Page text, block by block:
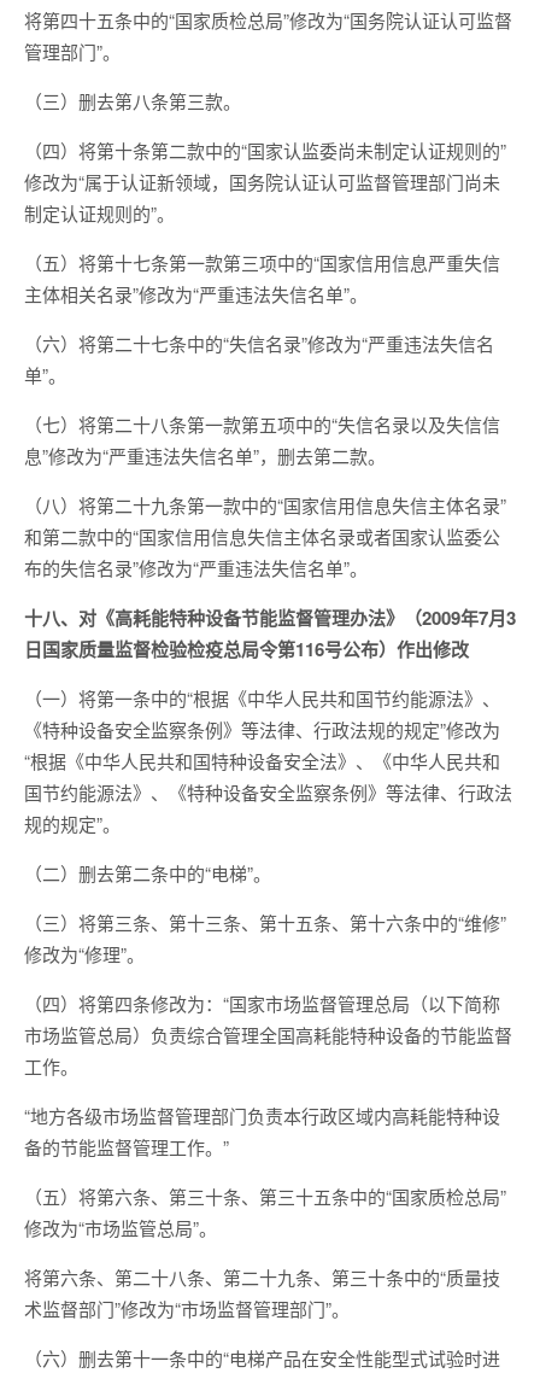
将第四十五条中的“国家质检总局”修改为“国务院认证认可监督
管理部门”。
（三）删去第八条第三款。
（四）将第十条第二款中的“国家认监委尚未制定认证规则的”
修改为“属于认证新领域，国务院认证认可监督管理部门尚未
制定认证规则的”。
（五）将第十七条第一款第三项中的“国家信用信息严重失信
主体相关名录”修改为“严重违法失信名单”。
（六）将第二十七条中的“失信名录”修改为“严重违法失信名
单”。
（七）将第二十八条第一款第五项中的“失信名录以及失信信
息”修改为“严重违法失信名单”，删去第二款。
（八）将第二十九条第一款中的“国家信用信息失信主体名录”
和第二款中的“国家信用信息失信主体名录或者国家认监委公
布的失信名录”修改为“严重违法失信名单”。
十八、对《高耗能特种设备节能监督管理办法》（2009年7月3
日国家质量监督检验检疫总局令第116号公布）作出修改
（一）将第一条中的“根据《中华人民共和国节约能源法》、
《特种设备安全监察条例》等法律、行政法规的规定”修改为
“根据《中华人民共和国特种设备安全法》、《中华人民共和
国节约能源法》、《特种设备安全监察条例》等法律、行政法
规的规定”。
（二）删去第二条中的“电梯”。
（三）将第三条、第十三条、第十五条、第十六条中的“维修”
修改为“修理”。
（四）将第四条修改为：“国家市场监督管理总局（以下简称
市场监管总局）负责综合管理全国高耗能特种设备的节能监督
工作。
“地方各级市场监督管理部门负责本行政区域内高耗能特种设
备的节能监督管理工作。”
（五）将第六条、第三十条、第三十五条中的“国家质检总局”
修改为“市场监管总局”。
将第六条、第二十八条、第二十九条、第三十条中的“质量技
术监督部门”修改为“市场监督管理部门”。
（六）删去第十一条中的“电梯产品在安全性能型式试验时进